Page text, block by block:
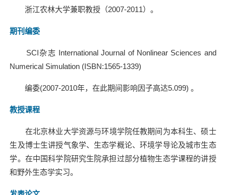
浙江农林大学兼职教授（2007-2011）。
期刊编委
SCI 杂志 International Journal of Nonlinear Sciences and
Numerical Simulation (ISBN:1565-1339)
编委(2007-2010年，在此期间影响因子高达5.099)。
教授课程
在北京林业大学资源与环境学院任教期间为本科生、硕士
生及博士生讲授气象学、生态学概论、环境学导论及城市生态
学。在中国科学院研究生院承担过部分植物生态学课程的讲授
和野外生态学实习。